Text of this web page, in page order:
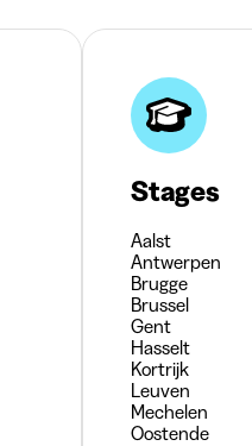
Stages
Aalst
Antwerpen
Brugge
Brussel
Gent
Hasselt
Kortrijk
Leuven
Mechelen
Oostende